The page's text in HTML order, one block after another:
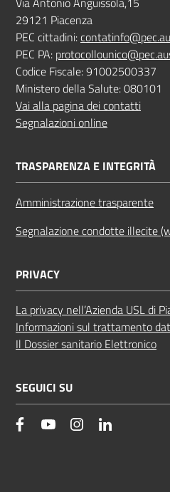
29121 Piacenza
PEC cittadini:
PEC PA:
Codice Fiscale: 91002500337
Ministero della Salute: 080101
Vai alla pagina dei contatti
Segnalazioni online
TRASPARENZA E INTEGRITÀ
Amministrazione trasparente
Segnalazione condotte illecite
PRIVACY
La privacy nell’Azienda USL di
Informazioni sul trattamento
Il Dossier sanitario Elettronico
SEGUICI SU
facebookYouTube Instagram